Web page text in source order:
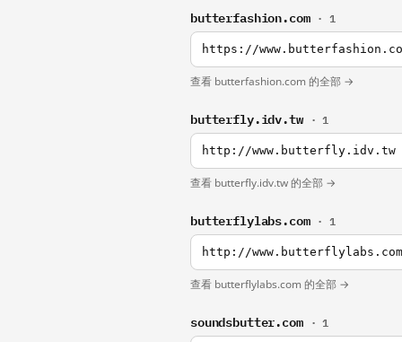
butterfashion.com · 1
https://
查看 butterfashion.com 的全部 →
butterfly.idv.tw · 1
http://www.butterfly.idv.tw
查看 butterfly.idv.tw 的全部 →
butterflylabs.com · 1
http://www.butterflylabs.com
查看 butterflylabs.com 的全部 →
soundsbutter.com · 1